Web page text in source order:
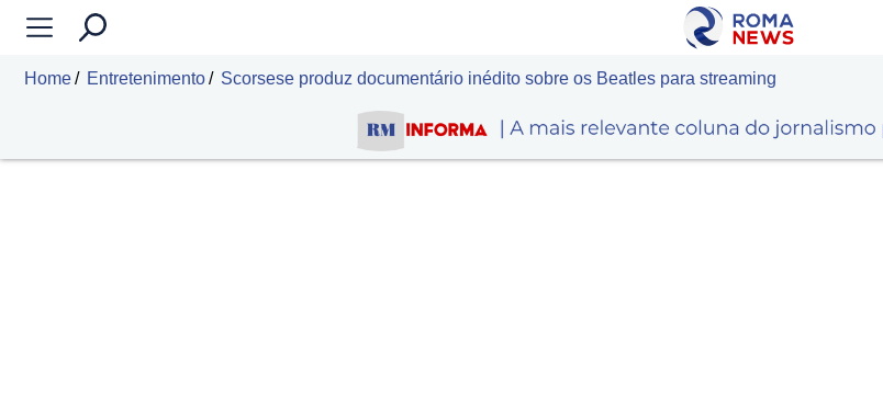
Home Entretenimento Scorsese produz documentário inédito sobre os Beatles para streaming